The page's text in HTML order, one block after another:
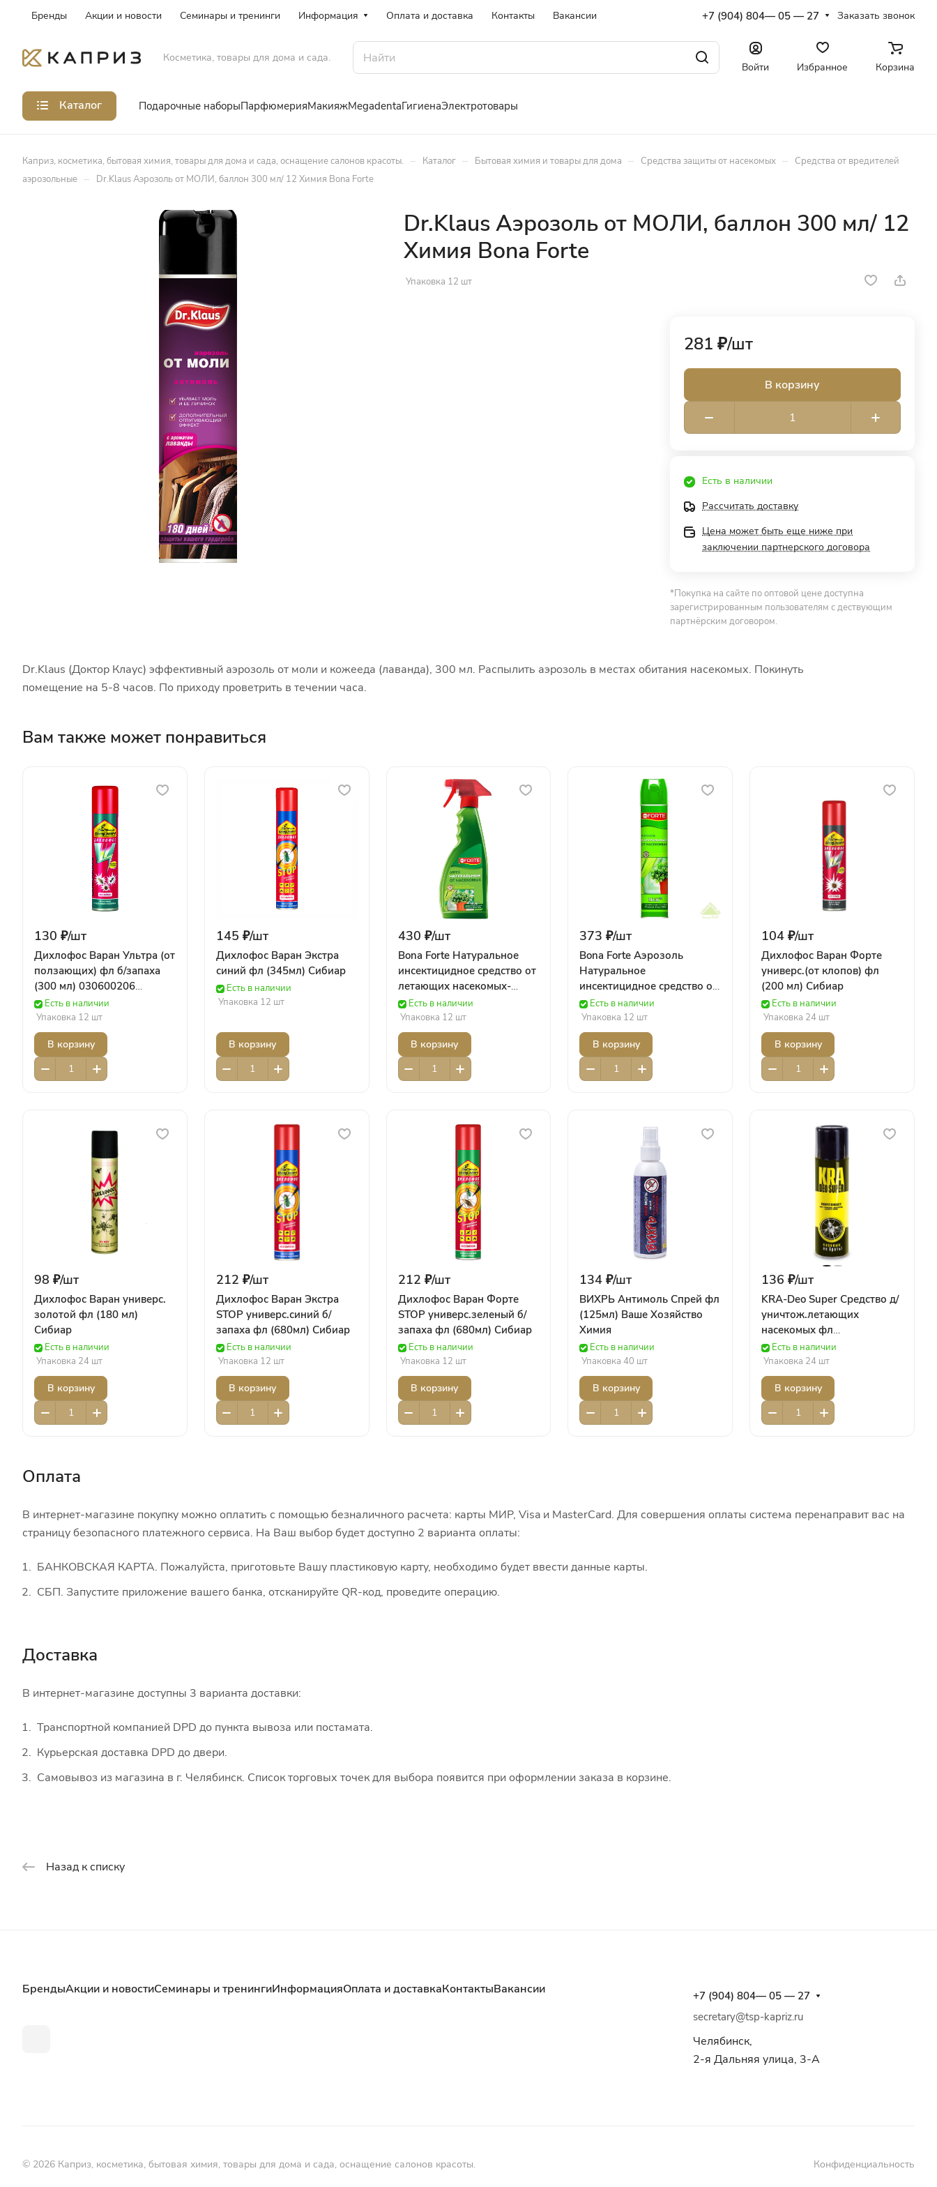
Бренды Акции и новости Семинары и тренинги Информация Оплата и доставка Контакты Вакансии +7 (904) 804— 05 — 27 Заказать звонок
Косметика, товары для дома и сада.
Войти Избранное Корзина
Каталог Подарочные наборыПарфюмерияМакияжMegadentaГигиенаЭлектротовары
Каприз, косметика, бытовая химия, товары для дома и сада, оснащение салонов красоты. – Каталог – Бытовая химия и товары для дома – Средства защиты от насекомых –
Средства от вредителей
аэрозольные – Dr.Klaus Аэрозоль от МОЛИ, баллон 300 мл/ 12 Химия Bona Forte
Dr.Klaus Аэрозоль от МОЛИ, баллон 300 мл/ 12
Химия Bona Forte
Упаковка 12 шт
281 ₽/шт
В корзину
Есть в наличии
Рассчитать доставку
Цена может быть еще ниже при
заключении партнерского договора
*Покупка на сайте по оптовой цене доступна
зарегистрированным пользователям с дествующим
партнёрским договором.
Dr.Klaus (Доктор Клаус) эффективный аэрозоль от моли и кожееда (лаванда), 300 мл. Распылить аэрозоль в местах обитания насекомых. Покинуть
помещение на 5-8 часов. По приходу проветрить в течении часа.
Вам также может понравиться
130 ₽/шт
Дихлофос Варан Ультра (от
ползающих) фл б/запаха
(300 мл) 030600206
Сибиар
Есть в наличии
Упаковка 12 шт
В корзину
145 ₽/шт
Дихлофос Варан Экстра
синий фл (345мл) Сибиар
Есть в наличии
Упаковка 12 шт
В корзину
430 ₽/шт
Bona Forte Натуральное
инсектицидное средство от
летающих насекомых-
вредителей, фл 500 мл/ 12
Bona Forte
Есть в наличии
Упаковка 12 шт
В корзину
373 ₽/шт
Bona Forte Аэрозоль
Натуральное
инсектицидное средство от
летающих насекомых-
вредителей, баллон 300
Bona Forte
Есть в наличии
Упаковка 12 шт
В корзину
104 ₽/шт
Дихлофос Варан Форте
универс.(от клопов) фл
(200 мл) Сибиар
Есть в наличии
Упаковка 24 шт
В корзину
98 ₽/шт
Дихлофос Варан универс.
золотой фл (180 мл)
Сибиар
Есть в наличии
Упаковка 24 шт
В корзину
212 ₽/шт
Дихлофос Варан Экстра
STOP универс.синий б/
запаха фл (680мл) Сибиар
Есть в наличии
Упаковка 12 шт
В корзину
212 ₽/шт
Дихлофос Варан Форте
STOP универс.зеленый б/
запаха фл (680мл) Сибиар
Есть в наличии
Упаковка 12 шт
В корзину
134 ₽/шт
ВИХРЬ Антимоль Спрей фл
(125мл) Ваше Хозяйство
Химия
Есть в наличии
Упаковка 40 шт
В корзину
136 ₽/шт
KRA-Deo Super Средство д/
уничтож.летающих
насекомых фл
(300см.куб/250мл) (жел)
ИО43 Ваше Хозяйство
Химия
Есть в наличии
Упаковка 24 шт
В корзину
Оплата
В интернет-магазине покупку можно оплатить с помощью безналичного расчета: карты МИР, Visa и MasterCard. Для совершения оплаты система перенаправит вас на
страницу безопасного платежного сервиса. На Ваш выбор будет доступно 2 варианта оплаты:
БАНКОВСКАЯ КАРТА. Пожалуйста, приготовьте Вашу пластиковую карту, необходимо будет ввести данные карты.
СБП. Запустите приложение вашего банка, отсканируйте QR-код, проведите операцию.
Доставка
В интернет-магазине доступны 3 варианта доставки:
Транспортной компанией DPD до пункта вывоза или постамата.
Курьерская доставка DPD до двери.
Самовывоз из магазина в г. Челябинск. Список торговых точек для выбора появится при оформлении заказа в корзине.
Назад к списку
БрендыАкции и новостиСеминары и тренингиИнформацияОплата и доставкаКонтактыВакансии
+7 (904) 804— 05 — 27
secretary@tsp-kapriz.ru
Челябинск,
2-я Дальняя улица, 3-А
© 2026 Каприз, косметика, бытовая химия, товары для дома и сада, оснащение салонов красоты. Конфиденциальность